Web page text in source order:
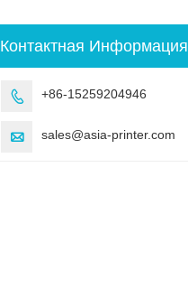
Контактная Информация
 +86-15259204946
 sales@asia-printer.com